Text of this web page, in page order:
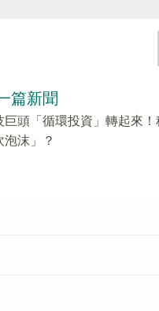
篇新聞
巨頭「循環投資」轉起來
泡沫」？